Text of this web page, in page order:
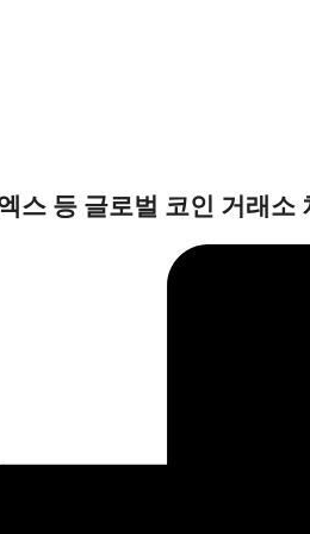
스 등 글로벌 코인 거래소